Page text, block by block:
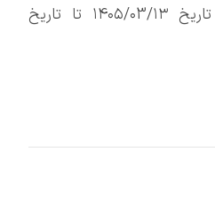
مهلت انجام ثبتنام از تاریخ ۱۴۰۵/۰3/۱۳ تا تاریخ